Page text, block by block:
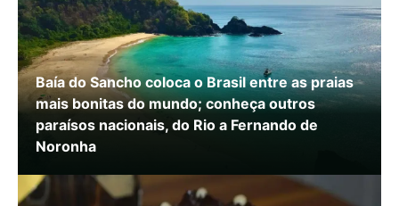
Baía do Sancho coloca o Brasil entre as praias
mais bonitas do mundo; conheça outros
paraísos nacionais, do Rio a Fernando de
Noronha